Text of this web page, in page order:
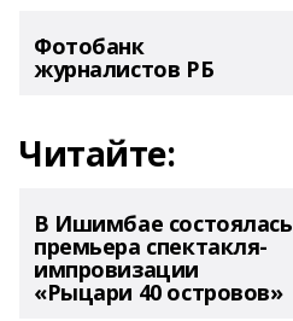
Фотобанк
журналистов РБ
Читайте:
В Ишимбае состоялась
премьера спектакля-
импровизации
«Рыцари 40 островов»